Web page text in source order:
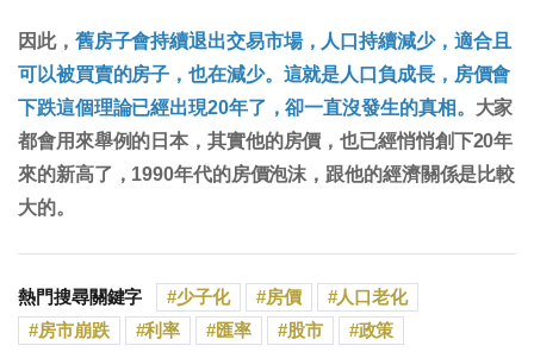
因此， 舊房子會持續退出交易市場，人口持續減少，適合且
可以被買賣的房子，也在減少。這就是人口負成長，房價會
下跌這個理論已經出現20年了，卻一直沒發生的真相。 大家
都會用來舉例的日本，其實他的房價，也已經悄悄創下20年
來的新高了，1990年代的房價泡沫，跟他的經濟關係是比較
大的。
熱門搜尋關鍵字 少子化 房價
人口老化
房市崩跌
利率 匯率 股市 政策